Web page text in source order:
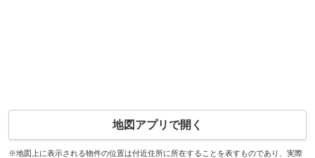
地図アプリで開く
※地図上に表示される物件の位置は付近住所に所在することを表すものであり、実際